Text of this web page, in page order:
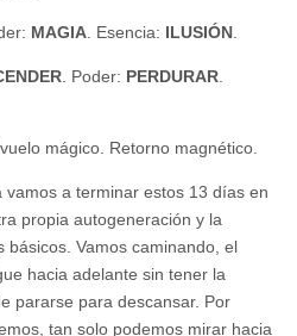
MAGIA. Esencia: ILUSIÓN.
. Poder: PERDURAR.
mágico. Retorno magnético.
a terminar estos 13 días en
propia autogeneración y la
básicos. Vamos caminando, el
hacia adelante sin tener la
pararse para descansar. Por
tan solo podemos mirar hacia